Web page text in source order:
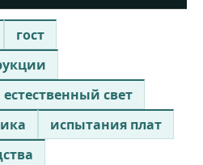
гост
естественный свет
испытания плат